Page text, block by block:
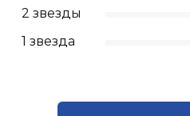
2 звезды
1 звезда